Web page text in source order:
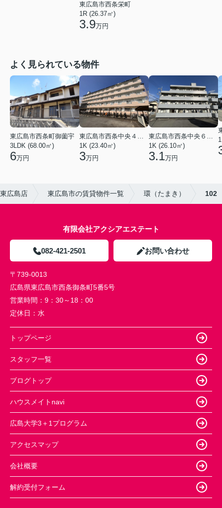
東広島市西条栄町
1R (26.37㎡)
3.9万円
よく見られている物件
東広島市西条町御薗宇
3LDK (68.00㎡)
6万円
東広島市西条中央４丁目
1K (23.40㎡)
3万円
東広島市西条中央６丁目
1K (26.10㎡)
3.1万円
広島店 東広島市の賃貸物件一覧 環（たまき） 102
有限会社アクシアエステート
082-421-2501 お問い合わせ
〒739-0013
広島県東広島市西条御条町5番5号
営業時間： 9：30～18：00
定休日： 水
トップページ
スタッフ一覧
ブログトップ
ハウスメイトnavi
広島大学3＋1プログラム
アクセスマップ
会社概要
解約受付フォーム